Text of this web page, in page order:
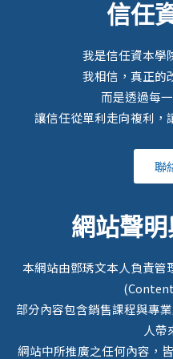
信任
我是信任資本學
我相信，真正的
而是透過每
讓信任從單利走向複利，
聯
網站聲
本網站由鄧琇文本人負責
部分內容包含銷售課程與專
人帶
網站中所推廣之任何內容，